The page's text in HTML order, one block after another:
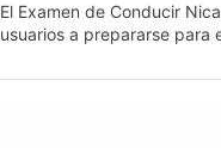
El Examen de Conducir
usuarios a prepararse